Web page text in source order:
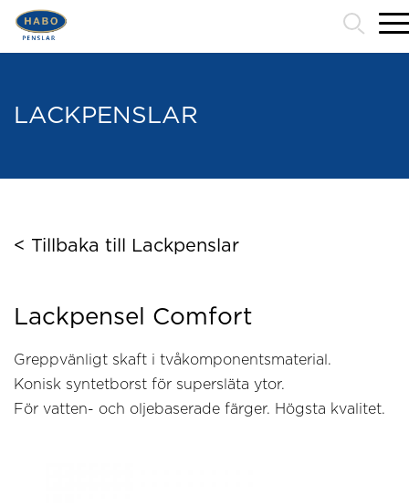
LACKPENSLAR
< Tillbaka till Lackpenslar
Lackpensel Comfort
Greppvänligt skaft i tvåkomponentsmaterial.
Konisk syntetborst för supersläta ytor.
För vatten- och oljebaserade färger. Högsta kvalitet.